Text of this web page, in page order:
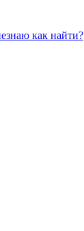
как найти?